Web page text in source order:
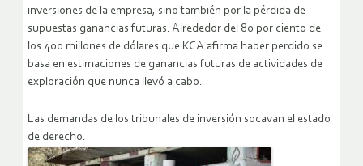
inversiones de la empresa, sino también por la pérdida de
supuestas ganancias futuras. Alrededor del 80 por ciento de
los 400 millones de dólares que KCA afirma haber perdido se
basa en estimaciones de ganancias futuras de actividades de
exploración que nunca llevó a cabo.
Las demandas de los tribunales de inversión socavan el estado
de derecho.